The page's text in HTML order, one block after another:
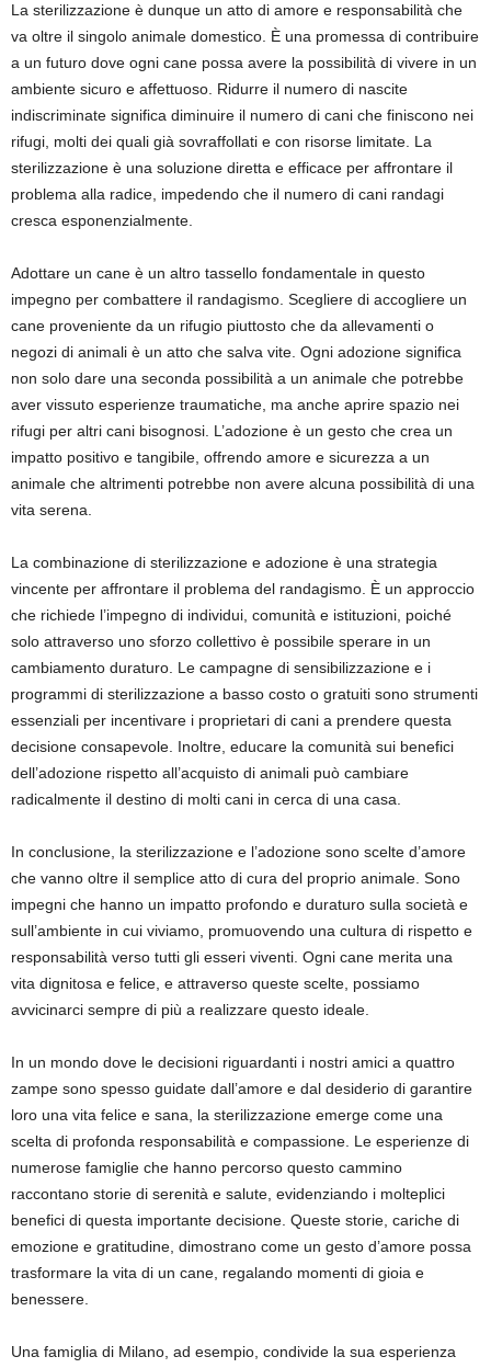
La sterilizzazione è dunque un atto di amore e responsabilità che
va oltre il singolo animale domestico. È una promessa di contribuire
a un futuro dove ogni cane possa avere la possibilità di vivere in un
ambiente sicuro e affettuoso. Ridurre il numero di nascite
indiscriminate significa diminuire il numero di cani che finiscono nei
rifugi, molti dei quali già sovraffollati e con risorse limitate. La
sterilizzazione è una soluzione diretta e efficace per affrontare il
problema alla radice, impedendo che il numero di cani randagi
cresca esponenzialmente.
Adottare un cane è un altro tassello fondamentale in questo
impegno per combattere il randagismo. Scegliere di accogliere un
cane proveniente da un rifugio piuttosto che da allevamenti o
negozi di animali è un atto che salva vite. Ogni adozione significa
non solo dare una seconda possibilità a un animale che potrebbe
aver vissuto esperienze traumatiche, ma anche aprire spazio nei
rifugi per altri cani bisognosi. L’adozione è un gesto che crea un
impatto positivo e tangibile, offrendo amore e sicurezza a un
animale che altrimenti potrebbe non avere alcuna possibilità di una
vita serena.
La combinazione di sterilizzazione e adozione è una strategia
vincente per affrontare il problema del randagismo. È un approccio
che richiede l’impegno di individui, comunità e istituzioni, poiché
solo attraverso uno sforzo collettivo è possibile sperare in un
cambiamento duraturo. Le campagne di sensibilizzazione e i
programmi di sterilizzazione a basso costo o gratuiti sono strumenti
essenziali per incentivare i proprietari di cani a prendere questa
decisione consapevole. Inoltre, educare la comunità sui benefici
dell’adozione rispetto all’acquisto di animali può cambiare
radicalmente il destino di molti cani in cerca di una casa.
In conclusione, la sterilizzazione e l’adozione sono scelte d’amore
che vanno oltre il semplice atto di cura del proprio animale. Sono
impegni che hanno un impatto profondo e duraturo sulla società e
sull’ambiente in cui viviamo, promuovendo una cultura di rispetto e
responsabilità verso tutti gli esseri viventi. Ogni cane merita una
vita dignitosa e felice, e attraverso queste scelte, possiamo
avvicinarci sempre di più a realizzare questo ideale.
In un mondo dove le decisioni riguardanti i nostri amici a quattro
zampe sono spesso guidate dall’amore e dal desiderio di garantire
loro una vita felice e sana, la sterilizzazione emerge come una
scelta di profonda responsabilità e compassione. Le esperienze di
numerose famiglie che hanno percorso questo cammino
raccontano storie di serenità e salute, evidenziando i molteplici
benefici di questa importante decisione. Queste storie, cariche di
emozione e gratitudine, dimostrano come un gesto d’amore possa
trasformare la vita di un cane, regalando momenti di gioia e
benessere.
Una famiglia di Milano, ad esempio, condivide la sua esperienza